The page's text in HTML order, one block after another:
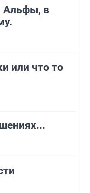
Альфы, в
или что то